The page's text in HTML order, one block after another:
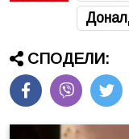
СПОДЕЛИ: